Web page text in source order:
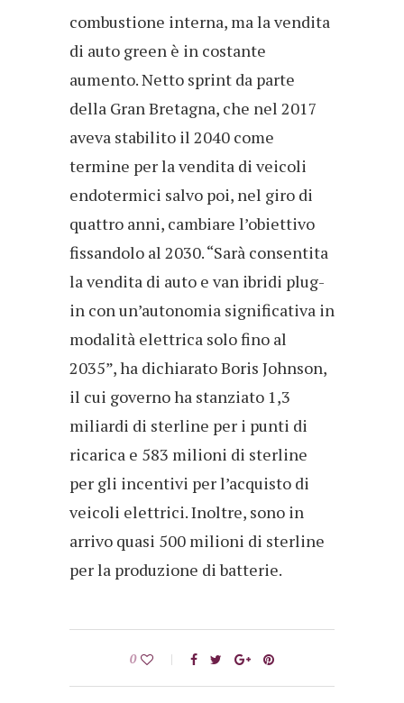
combustione interna, ma la vendita
di auto green è in costante
aumento. Netto sprint da parte
della Gran Bretagna, che nel 2017
aveva stabilito il 2040 come
termine per la vendita di veicoli
endotermici salvo poi, nel giro di
quattro anni, cambiare l’obiettivo
fissandolo al 2030. “Sarà consentita
la vendita di auto e van ibridi plug-
in con un’autonomia significativa in
modalità elettrica solo fino al
2035”, ha dichiarato Boris Johnson,
il cui governo ha stanziato 1,3
miliardi di sterline per i punti di
ricarica e 583 milioni di sterline
per gli incentivi per l’acquisto di
veicoli elettrici. Inoltre, sono in
arrivo quasi 500 milioni di sterline
per la produzione di batterie.
0